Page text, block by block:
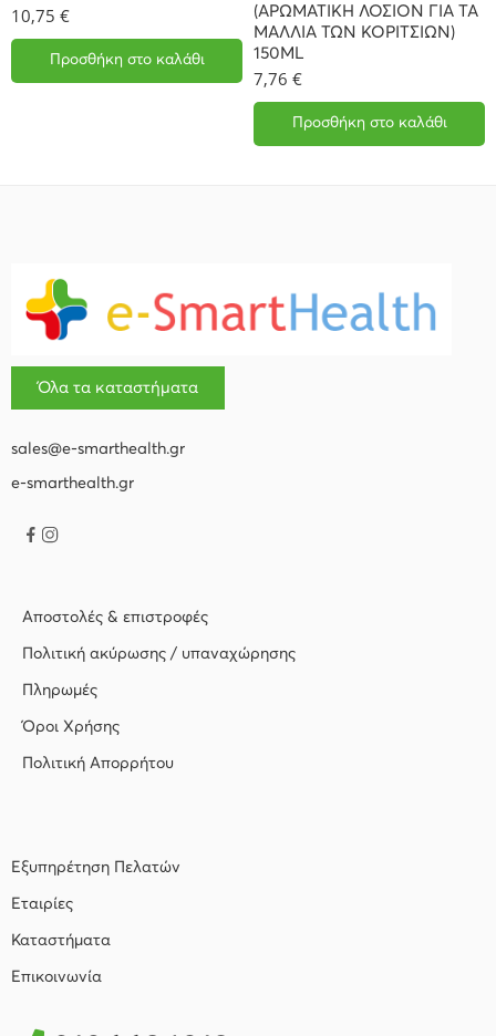
10,75 €
Προσθήκη στο καλάθι
(ΑΡΩΜΑΤΙΚΗ ΛΟΣΙΟΝ ΓΙΑ ΤΑ
ΜΑΛΛΙΑ ΤΩΝ ΚΟΡΙΤΣΙΩΝ)
150ML
7,76 €
Προσθήκη στο καλάθι
Όλα τα καταστήματα
sales@e-smarthealth.gr
e-smarthealth.gr
Αποστολές & επιστροφές
Πολιτική ακύρωσης / υπαναχώρησης
Πληρωμές
Όροι Χρήσης
Πολιτική Απορρήτου
Εξυπηρέτηση Πελατών
Εταιρίες
Καταστήματα
Επικοινωνία